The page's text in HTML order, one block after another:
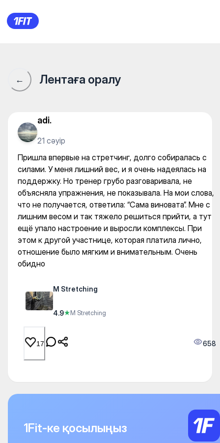
M Stretching — Yoga
← Лентаға оралу
adi.
21 сәуір
Пришла впервые на стретчинг, долго собиралась с
силами. У меня лишний вес, и я очень надеялась на
поддержку. Но тренер грубо разговаривала, не
объясняла упражнения, не показывала. На мои слова,
что не получается, ответила: “Сама виновата”. Мне с
лишним весом и так тяжело решиться прийти, а тут
ещё упало настроение и выросли комплексы. При
этом к другой участнице, которая платила лично,
отношение было мягким и внимательным. Очень
обидно
M Stretching
4.9★M Stretching
17 658
1Fit-ке қосылыңыз